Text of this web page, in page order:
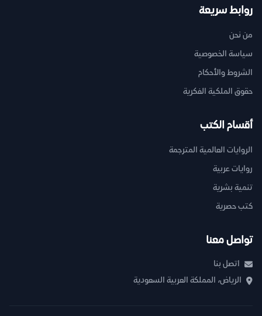
روابط سريعة
من نحن
سياسة الخصوصية
الشروط والأحكام
حقوق الملكية الفكرية
أقسام الكتب
الروايات العالمية المترجمة
روايات عربية
تنمية بشرية
كتب حصرية
تواصل معنا
اتصل بنا
الرياض، المملكة العربية السعودية